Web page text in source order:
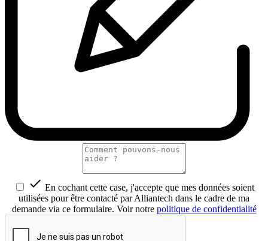
 En cochant cette case, j'accepte que mes données soient
utilisées pour être contacté par Alliantech dans le cadre de ma
demande via ce formulaire. Voir notre politique de confidentialité